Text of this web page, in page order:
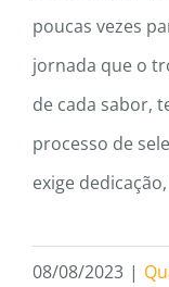
poucas vezes
jornada que o
de cada sabor,
processo de
exige
08/08/2023 |